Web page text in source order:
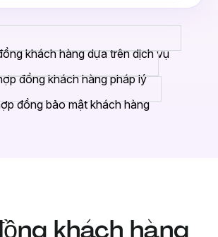
khách hàng dựa trên dịch vụ
đồng khách hàng pháp lý
đồng bảo mật khách hàng
khách hàng